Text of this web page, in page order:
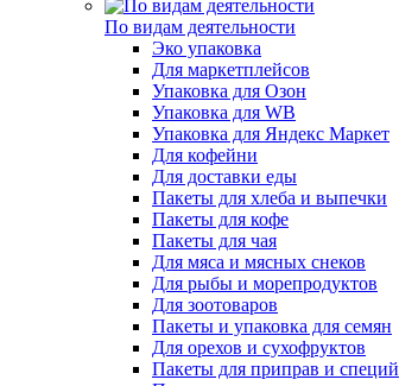
По видам деятельности
Эко упаковка
Для маркетплейсов
Упаковка для Озон
Упаковка для WB
Упаковка для Яндекс Маркет
Для кофейни
Для доставки еды
Пакеты для хлеба и выпечки
Пакеты для кофе
Пакеты для чая
Для мяса и мясных снеков
Для рыбы и морепродуктов
Для зоотоваров
Пакеты и упаковка для семян
Для орехов и сухофруктов
Пакеты для приправ и специй